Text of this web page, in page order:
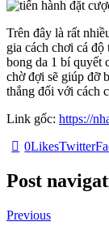
Trên đây là rất
gia cách chơi cá
bong da 1 bí quyết
chờ đợi sẽ giúp đỡ
thắng đối với cách
Link gốc: https://
0LikesTwitter
Post
Previous